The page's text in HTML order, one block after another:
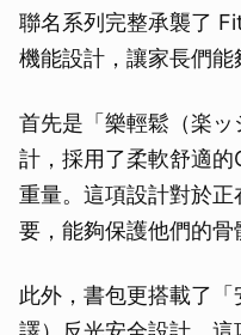
聯名系列完整承襲了
機能設計，讓家長們能
首先是「樂輕鬆（楽
計，採用了柔軟舒適
重量。這項設計對於
要，能夠保護他們的骨
此外，書包更搭載了